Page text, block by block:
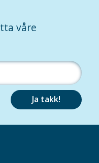
våre
Ja takk!